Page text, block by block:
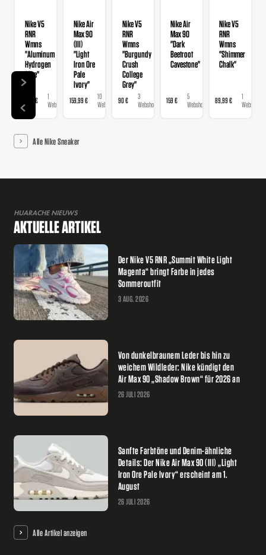
Nike V5
RNR
Wmns
"Aluminum
Hydrogen
Blue"
89,99 €
1
Webshop
Nike Air
Max 90
(III)
"Light
Iron Ore
Pale
Ivory"
159,99 €
10
Webshops
Nike V5
RNR
Wmns
"Burgundy
Crush
College
Grey"
90 €
3
Webshops
Nike Air
Max 90
"Dark
Beetroot
Cavestone"
159 €
5
Webshops
Nike V5
RNR
Wmns
"Shimmer
Chalk"
89,99 €
1
Webshop
Alle Nike Sneaker
HUARACHE NIEUWS
AKTUELLE ARTIKEL
Der Nike V5 RNR „Summit White Light
Magenta“ bringt Farbe in jedes
Sommeroutfit
3 AUG. 2026
Von dunkelbraunem Leder bis hin zu
weichem Wildleder: Nike kündigt den
Air Max 90 „Shadow Brown“ für 2026 an
26 JULI 2026
Sanfte Farbtöne und Denim-ähnliche
Details: Der Nike Air Max 90 (III) „Light
Iron Ore Pale Ivory“ erscheint am 1.
August
26 JULI 2026
Alle Artikel anzeigen